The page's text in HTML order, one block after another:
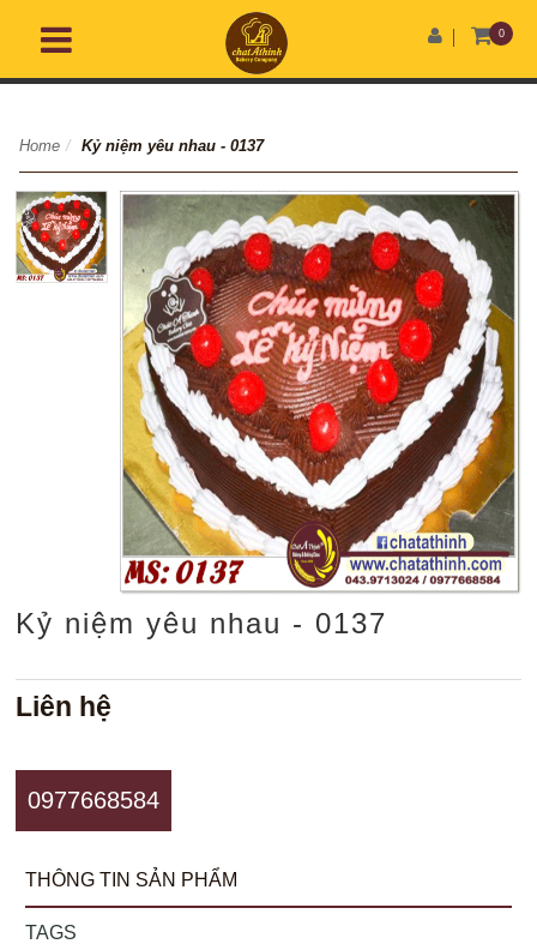
0
Home / Kỷ niệm yêu nhau - 0137
Kỷ niệm yêu nhau - 0137
Liên hệ
0977668584
THÔNG TIN SẢN PHẨM
TAGS